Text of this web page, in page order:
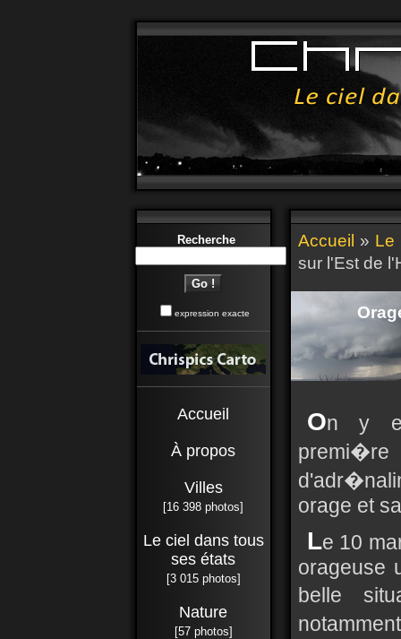
Recherche
expression exacte
Accueil
À propos
Villes
[16 398 photos]
Le ciel dans tous
ses états
[3 015 photos]
Nature
[57 photos]
Accueil » Le
sur l'Est de
On y
orage et
Le 10
orageuse
belle